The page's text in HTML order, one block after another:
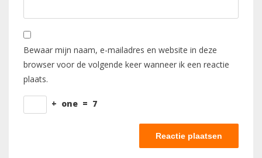
Bewaar mijn naam, e-mailadres en website in deze
browser voor de volgende keer wanneer ik een reactie
plaats.
+ one = 7